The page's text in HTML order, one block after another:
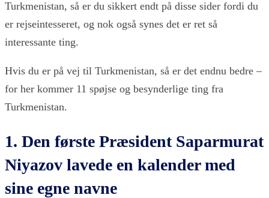
Turkmenistan, så er du sikkert endt på disse sider fordi du
er rejseintesseret, og nok også synes det er ret så
interessante ting.
Hvis du er på vej til Turkmenistan, så er det endnu bedre –
for her kommer 11 spøjse og besynderlige ting fra
Turkmenistan.
1. Den første Præsident Saparmurat
Niyazov lavede en kalender med
sine egne navne